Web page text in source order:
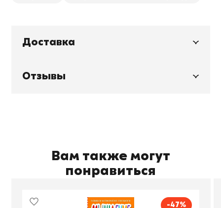
Доставка
Отзывы
Вам также могут
понравиться
-47%